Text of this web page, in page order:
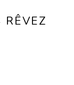
RÊVEZ